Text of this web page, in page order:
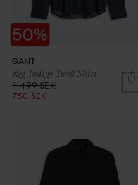
Reg Indigo Twill Shirt
GANT
1 499 SEK
750 SEK